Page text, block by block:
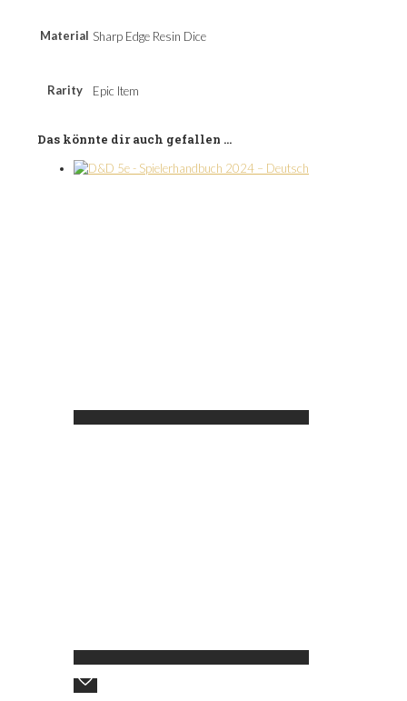
Material Sharp Edge Resin Dice
Rarity Epic Item
Das könnte dir auch gefallen …